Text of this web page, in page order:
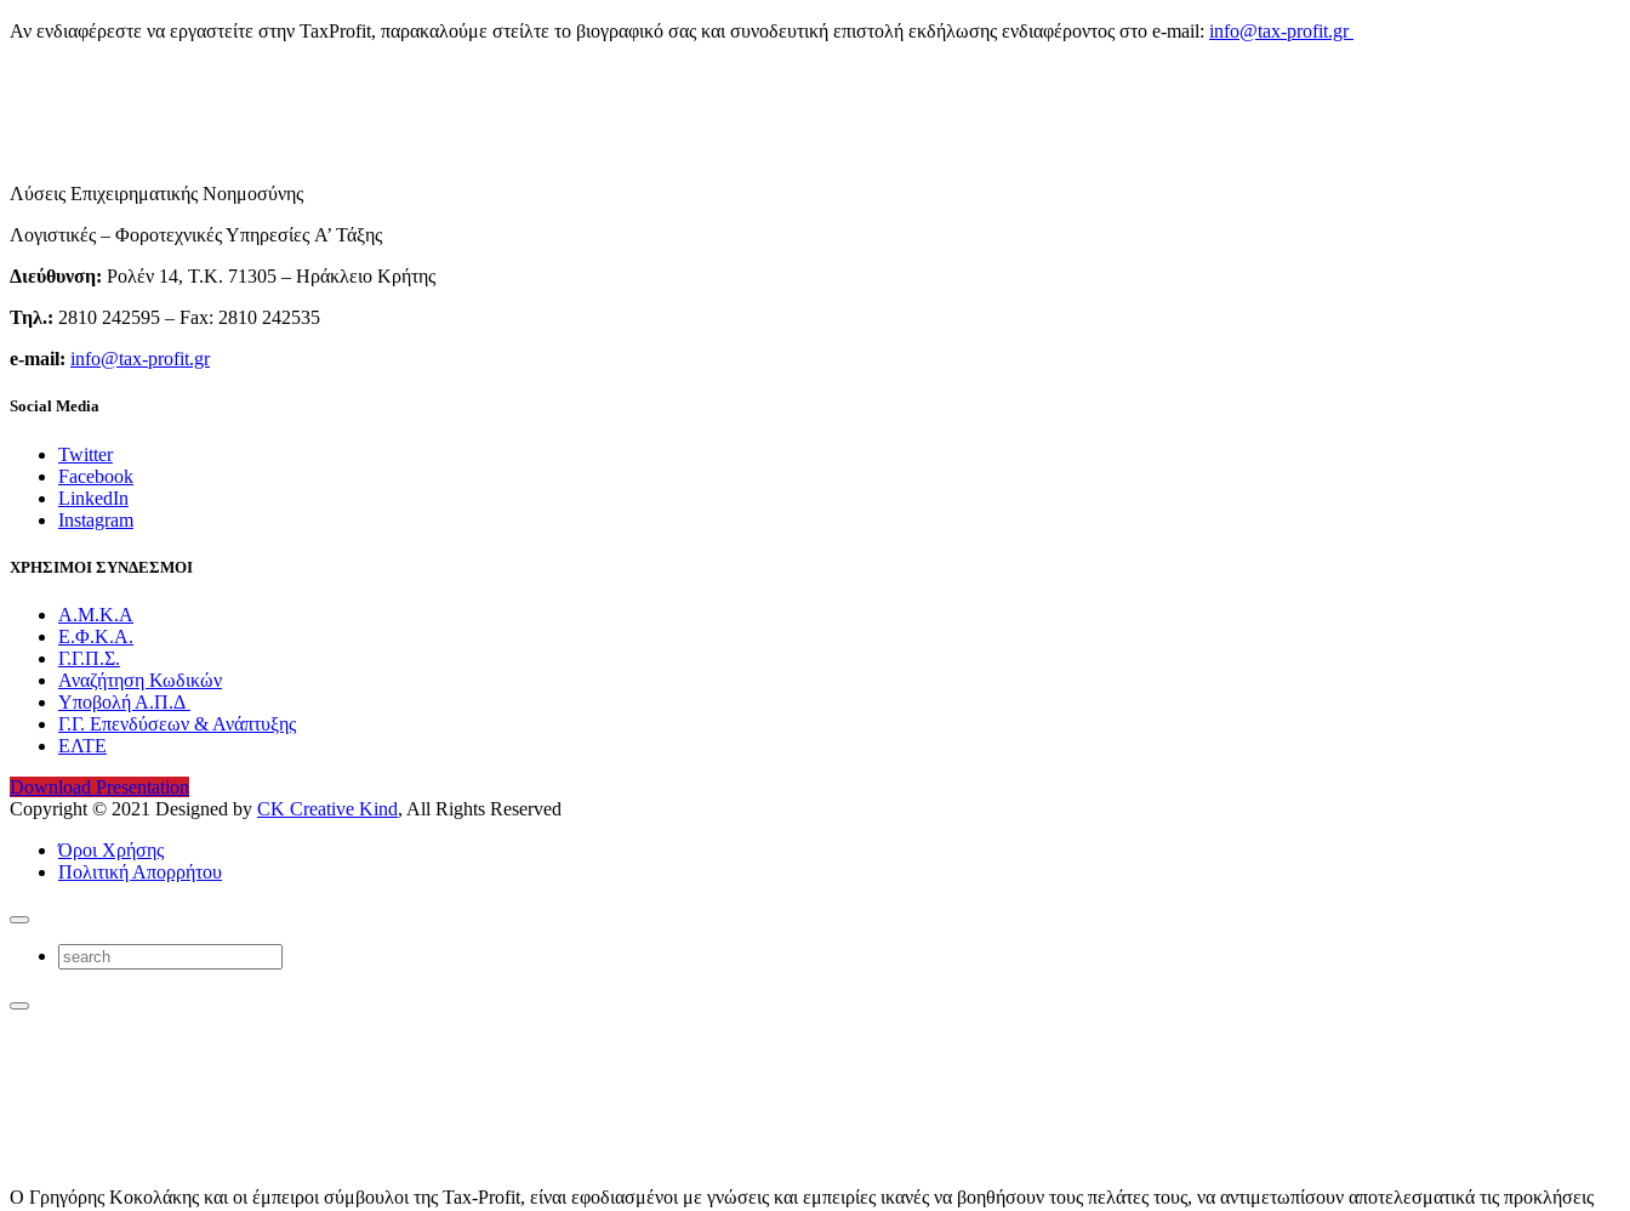
Αν ενδιαφέρεστε να εργαστείτε στην TaxProfit, παρακαλούμε στείλτε το βιογραφικό σας και συνοδευτική επιστολή εκδήλωσης ενδιαφέροντος στο e-mail: info@tax-profit.gr
Λύσεις Επιχειρηματικής Νοημοσύνης
Λογιστικές – Φοροτεχνικές Υπηρεσίες Α’ Τάξης
Διεύθυνση: Ρολέν 14, T.K. 71305 – Ηράκλειο Κρήτης
Τηλ.: 2810 242595 – Fax: 2810 242535
e-mail: info@tax-profit.gr
Social Media
Twitter
Facebook
LinkedIn
Instagram
ΧΡΗΣΙΜΟΙ ΣΥΝΔΕΣΜΟΙ
Α.Μ.Κ.Α
E.Φ.K.A.
Γ.Γ.Π.Σ.
Αναζήτηση Κωδικών
Υποβολή Α.Π.Δ
Γ.Γ. Επενδύσεων & Ανάπτυξης
ΕΛΤΕ
Download Presentation
Copyright © 2021 Designed by CK Creative Kind, All Rights Reserved
Όροι Χρήσης
Πολιτική Απορρήτου
Ο Γρηγόρης Κοκολάκης και οι έμπειροι σύμβουλοι της Tax-Profit, είναι εφοδιασμένοι με γνώσεις και εμπειρίες ικανές να βοηθήσουν τους πελάτες τους, να αντιμετωπίσουν αποτελεσματικά τις προκλήσεις